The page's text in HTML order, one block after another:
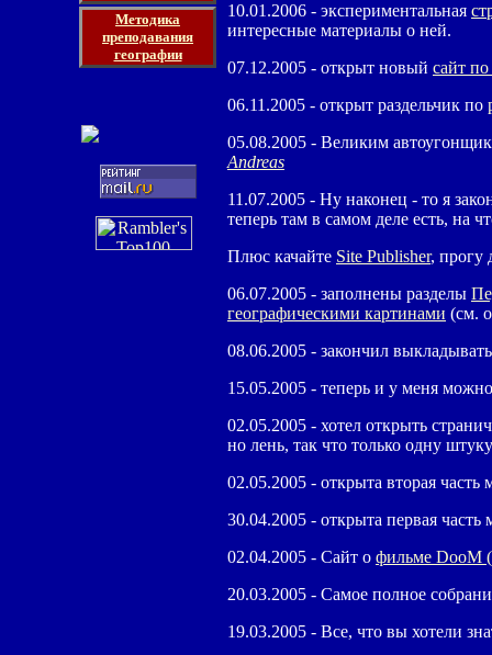
Методика
преподавания
географии
10.01.2006 - экспериментальная
интересные материалы о ней.
07.12.2005 - открыт новый сайт
06.11.2005 - открыт раздельчик по
05.08.2005 - Великим
Andreas
11.07.2005 - Ну наконец - то я
теперь там в самом деле есть, на
Плюс качайте Site Publisher, прогу
06.07.2005 - заполнены разделы
географическими картинами (см.
08.06.2005 - закончил
15.05.2005 - теперь и у меня
02.05.2005 - хотел открыть
но лень, так что только одну
02.05.2005 - открыта вторая
30.04.2005 - открыта первая
02.04.2005 - Сайт о фильме DooM
20.03.2005 - Самое полное
19.03.2005 - Все, что вы хотели